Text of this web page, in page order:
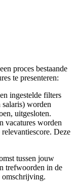
proces bestaande
te presenteren:
ingestelde filters
worden
uitgesloten.
vacatures worden
Deze
tussen jouw
trefwoorden in de
omschrijving.